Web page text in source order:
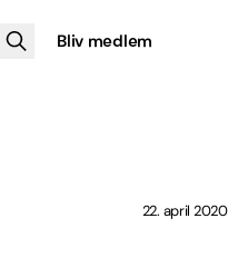
Bliv medlem
22. april 2020